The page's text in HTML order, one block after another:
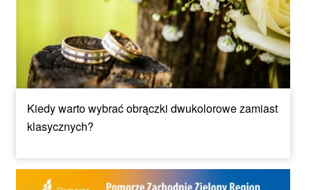
Kiedy warto wybrać obrączki dwukolorowe zamiast
klasycznych?